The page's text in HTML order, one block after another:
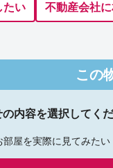
たい
不動産会社
この
内容を選択してく
部屋を実際に見てみたい